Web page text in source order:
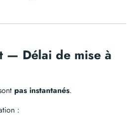
Délai de mise à
pas instantanés.
: